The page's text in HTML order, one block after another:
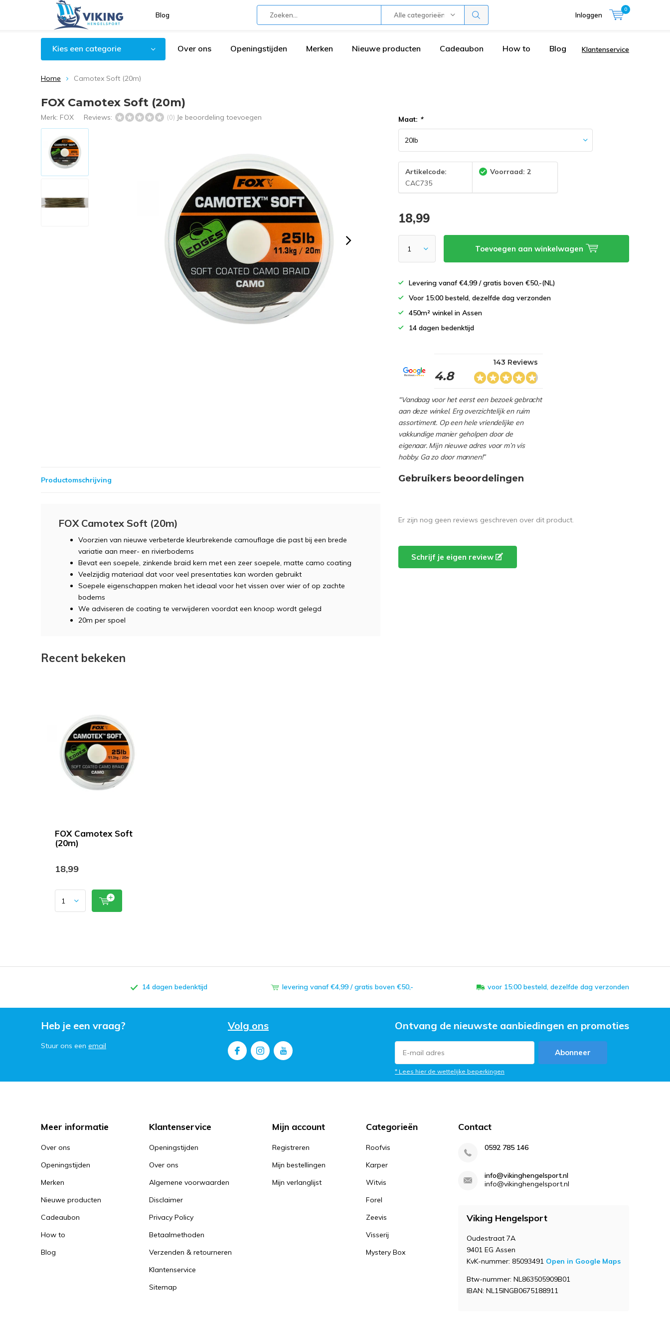
Blog Alle categorieën Inloggen
0
Kies een categorie Over ons Openingstijden Merken Nieuwe producten Cadeaubon How to Blog Klantenservice
Home Camotex Soft (20m)
FOX Camotex Soft (20m)
Merk: FOX Reviews: (0) Je beoordeling toevoegen Maat: *
Artikelcode:
CAC735
Voorraad: 2
18,99
Toevoegen aan winkelwagen
Levering vanaf €4,99 / gratis boven €50,-(NL)
Voor 15:00 besteld, dezelfde dag verzonden
450m² winkel in Assen
14 dagen bedenktijd
4.8
143 Reviews
“Vandaag voor het eerst een bezoek gebracht
aan deze winkel. Erg overzichtelijk en ruim
assortiment. Op een hele vriendelijke en
vakkundige manier geholpen door de
eigenaar. Mijn nieuwe adres voor m’n vis
hobby. Ga zo door mannen!”
Productomschrijving
FOX Camotex Soft (20m)
Voorzien van nieuwe verbeterde kleurbrekende camouflage die past bij een brede
variatie aan meer- en rivierbodems
Bevat een soepele, zinkende braid kern met een zeer soepele, matte camo coating
Veelzijdig materiaal dat voor veel presentaties kan worden gebruikt
Soepele eigenschappen maken het ideaal voor het vissen over wier of op zachte
bodems
We adviseren de coating te verwijderen voordat een knoop wordt gelegd
20m per spoel
Gebruikers beoordelingen
Er zijn nog geen reviews geschreven over dit product.
Schrijf je eigen review
Recent bekeken
FOX Camotex Soft
(20m)
18,99
14 dagen bedenktijd levering vanaf €4,99 / gratis boven €50,- voor 15:00 besteld, dezelfde dag verzonden
Heb je een vraag?
Stuur ons een email
Volg ons Ontvang de nieuwste aanbiedingen en promoties
Abonneer
* Lees hier de wettelijke beperkingen
Meer informatie
Over ons
Openingstijden
Merken
Nieuwe producten
Cadeaubon
How to
Blog
Klantenservice
Openingstijden
Over ons
Algemene voorwaarden
Disclaimer
Privacy Policy
Betaalmethoden
Verzenden & retourneren
Klantenservice
Sitemap
Mijn account
Registreren
Mijn bestellingen
Mijn verlanglijst
Categorieën
Roofvis
Karper
Witvis
Forel
Zeevis
Visserij
Mystery Box
Contact
0592 785 146
info@vikinghengelsport.nl
info@vikinghengelsport.nl
Viking Hengelsport
Oudestraat 7A
9401 EG Assen
KvK-nummer: 85093491 Open in Google Maps
Btw-nummer: NL863505909B01
IBAN: NL15INGB0675188911